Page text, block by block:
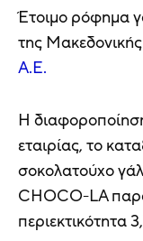
Έτοιμο ρόφημα
της
Α.Ε.
Η
εταιρίας, το
σοκολατούχο
CHOCO-LA
περιεκτικότητα